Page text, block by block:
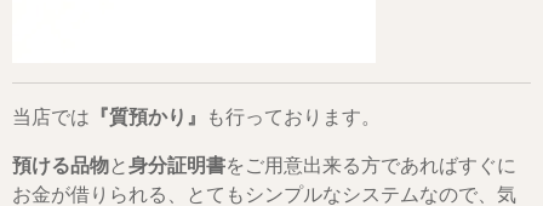
当店では 『質預かり』 も行っております。
預ける品物と身分証明書をご用意出来る方であればすぐに
お金が借りられる、とてもシンプルなシステムなので、気